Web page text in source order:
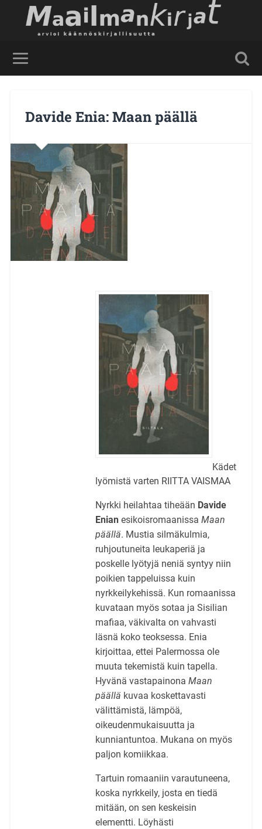
Davide Enia: Maan päällä
Kädet
lyömistä varten RIITTA VAISMAA
Nyrkki heilahtaa tiheään Davide
Enianesikoisromaanissa Maan
päällä. Mustia silmäkulmia,
ruhjoutuneita leukaperiä ja
poskelle lyötyjä neniä syntyy niin
poikien tappeluissa kuin
nyrkkeilykehissä. Kun romaanissa
kuvataan myös sotaa ja Sisilian
mafiaa, väkivalta on vahvasti
läsnä koko teoksessa. Enia
kirjoittaa, ettei Palermossa ole
muuta tekemistä kuin tapella.
Hyvänä vastapainona Maan
päällä kuvaa koskettavasti
välittämistä, lämpöä,
oikeudenmukaisuutta ja
kunniantuntoa. Mukana on myös
paljon komiikkaa.
Tartuin romaaniin varautuneena,
koska nyrkkeily, josta en tiedä
mitään, on sen keskeisin
elementti. Löyhästi